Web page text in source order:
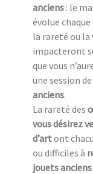
anciens : le
évolue
la rareté ou la
impacteront
que vous
une session de
anciens.
La rareté des
vous désirez
d’artont
ou difficiles à
jouets anciens